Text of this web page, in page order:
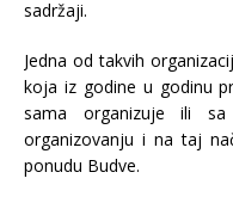
sadržaji.
Jedna od takvih
koja iz godine u godinu
sama organizuje ili
organizovanju i na taj
ponudu Budve.